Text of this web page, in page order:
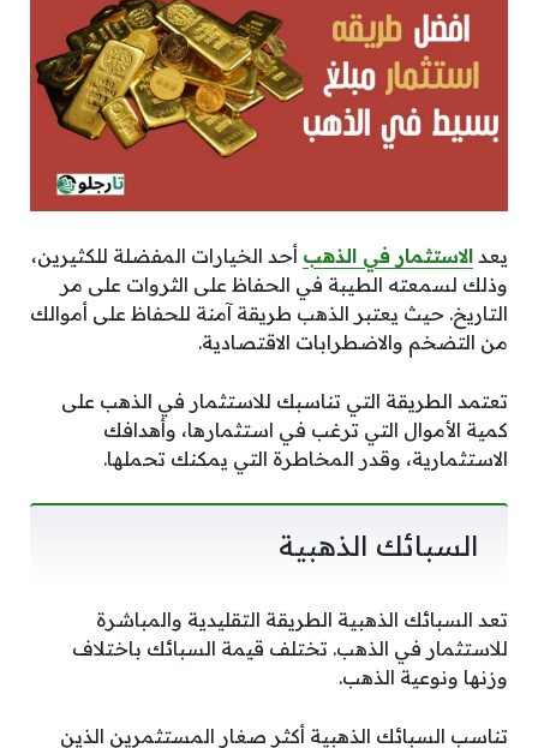
يعد الاستثمار في الذهب أحد الخيارات المفضلة للكثيرين،
وذلك لسمعته الطيبة في الحفاظ على الثروات على مر
التاريخ. حيث يعتبر الذهب طريقة آمنة للحفاظ على أموالك
من التضخم والاضطرابات الاقتصادية.
تعتمد الطريقة التي تناسبك للاستثمار في الذهب على
كمية الأموال التي ترغب في استثمارها، وأهدافك
الاستثمارية، وقدر المخاطرة التي يمكنك تحملها.
السبائك الذهبية
تعد السبائك الذهبية الطريقة التقليدية والمباشرة
للاستثمار في الذهب. تختلف قيمة السبائك باختلاف
وزنها ونوعية الذهب.
تناسب السبائك الذهبية أكثر صغار المستثمرين الذين